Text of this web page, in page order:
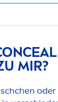
MIR?
oder